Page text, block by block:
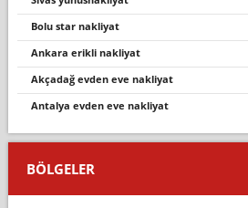
bolu star nakliyat
ankara erikli nakliyat
akçadağ evden eve nakli̇yat
antalya evden eve nakliyat
BÖLGELER